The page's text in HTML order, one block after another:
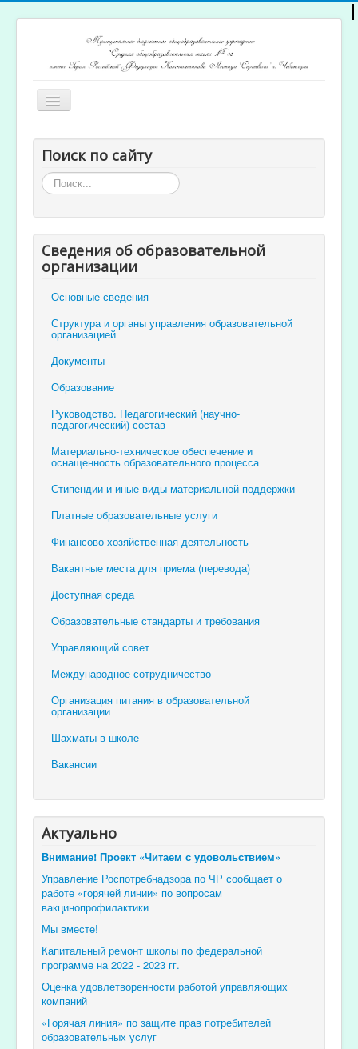
Включить/
выключить
Главная
Открытость и доступность образования
Ученикам и родителям
Учителям
Электронный журнал
Поиск по сайту
Искать...
Сведения об образовательной
организации
Основные сведения
Структура и органы управления образовательной
организацией
Документы
Образование
Руководство. Педагогический (научно-
педагогический) состав
Материально-техническое обеспечение и
оснащенность образовательного процесса
Стипендии и иные виды материальной поддержки
Платные образовательные услуги
Финансово-хозяйственная деятельность
Вакантные места для приема (перевода)
Доступная среда
Образовательные стандарты и требования
Управляющий совет
Международное сотрудничество
Организация питания в образовательной
организации
Шахматы в школе
Вакансии
Актуально
Внимание! Проект «Читаем с удовольствием»
Управление Роспотребнадзора по ЧР сообщает о
работе «горячей линии» по вопросам
вакцинопрофилактики
Мы вместе!
Капитальный ремонт школы по федеральной
программе на 2022 - 2023 гг.
Оценка удовлетворенности работой управляющих
компаний
«Горячая линия» по защите прав потребителей
образовательных услуг